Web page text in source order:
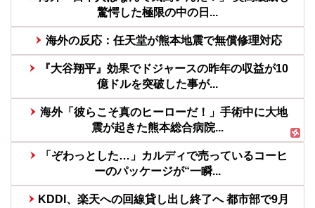
驚愕した極限の中の日...
海外の反応：任天堂が熊本地震で無償修理対応
『大谷翔平』効果でドジャースの昨年の収益が10
億ドルを突破した事が...
海外「彼らこそ真のヒーローだ！」手術中に大地
震が起きた熊本総合病院...
「ぞわっとした…」カルディで売っているコーヒ
ーのパッケージが“一瞬...
KDDI、楽天への回線貸し出し終了へ 都市部で9月